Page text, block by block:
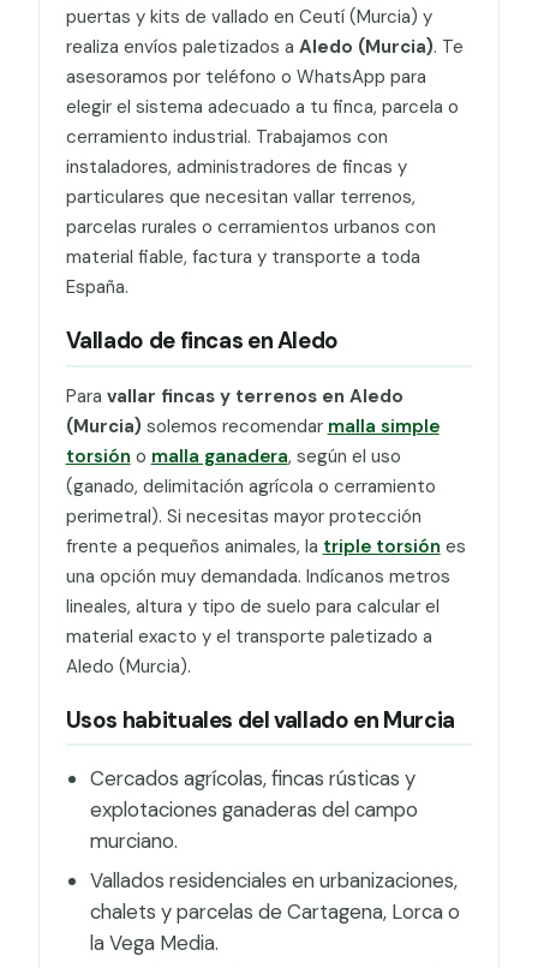
puertas y kits de vallado en Ceutí (Murcia) y
realiza envíos paletizados a Aledo (Murcia). Te
asesoramos por teléfono o WhatsApp para
elegir el sistema adecuado a tu finca, parcela o
cerramiento industrial. Trabajamos con
instaladores, administradores de fincas y
particulares que necesitan vallar terrenos,
parcelas rurales o cerramientos urbanos con
material fiable, factura y transporte a toda
España.
Vallado de fincas en Aledo
Para vallar fincas y terrenos en Aledo
(Murcia) solemos recomendar malla simple
torsión o malla ganadera, según el uso
(ganado, delimitación agrícola o cerramiento
perimetral). Si necesitas mayor protección
frente a pequeños animales, la triple torsión es
una opción muy demandada. Indícanos metros
lineales, altura y tipo de suelo para calcular el
material exacto y el transporte paletizado a
Aledo (Murcia).
Usos habituales del vallado en Murcia
Cercados agrícolas, fincas rústicas y
explotaciones ganaderas del campo
murciano.
Vallados residenciales en urbanizaciones,
chalets y parcelas de Cartagena, Lorca o
la Vega Media.